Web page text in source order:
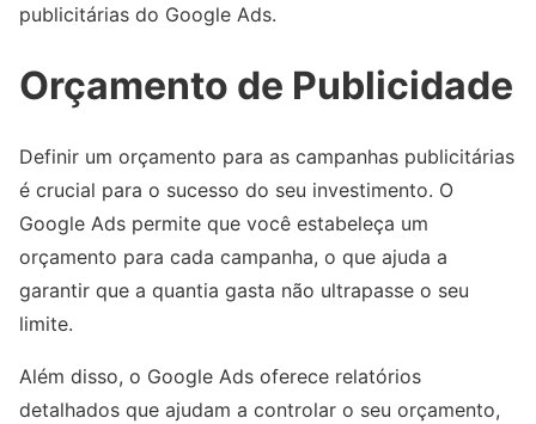
publicitárias do Google Ads.
Orçamento de Publicidade
Definir um orçamento para as campanhas publicitárias
é crucial para o sucesso do seu investimento. O
Google Ads permite que você estabeleça um
orçamento para cada campanha, o que ajuda a
garantir que a quantia gasta não ultrapasse o seu
limite.
Além disso, o Google Ads oferece relatórios
detalhados que ajudam a controlar o seu orçamento,